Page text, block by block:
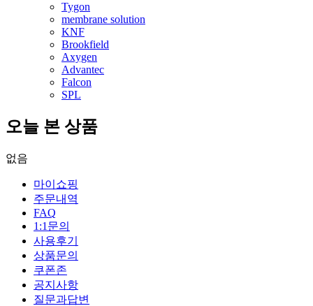
Tygon
membrane solution
KNF
Brookfield
Axygen
Advantec
Falcon
SPL
오늘 본 상품
없음
마이쇼핑
주문내역
FAQ
1:1문의
사용후기
상품문의
쿠폰존
공지사항
질문과답변